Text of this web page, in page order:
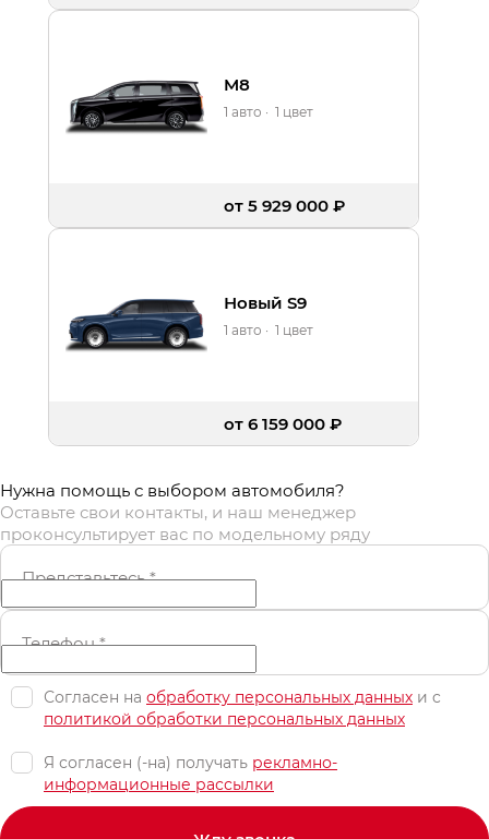
M8
1 авто · 1 цвет
от 5 929 000 ₽
Новый S9
1 авто · 1 цвет
от 6 159 000 ₽
Нужна помощь с выбором автомобиля?
Оставьте свои контакты, и наш менеджер
проконсультирует вас по модельному ряду
Представьтесь*
Телефон*
Согласен на обработку персональных данных и c
политикой обработки персональных данных
Я согласен (-на) получать рекламно-
информационные рассылки